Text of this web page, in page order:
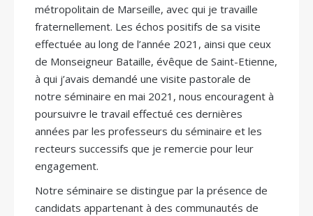
métropolitain de Marseille, avec qui je travaille
fraternellement. Les échos positifs de sa visite
effectuée au long de l’année 2021, ainsi que ceux
de Monseigneur Bataille, évêque de Saint-Etienne,
à qui j’avais demandé une visite pastorale de
notre séminaire en mai 2021, nous encouragent à
poursuivre le travail effectué ces dernières
années par les professeurs du séminaire et les
recteurs successifs que je remercie pour leur
engagement.
Notre séminaire se distingue par la présence de
candidats appartenant à des communautés de